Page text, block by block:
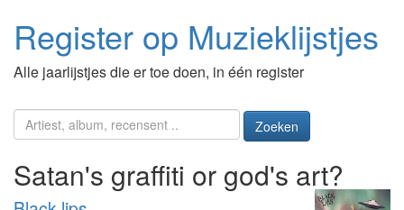
Register op Muzieklijstjes
Alle jaarlijstjes die er toe doen, in één register
Zoeken
Satan's graffiti or god's art?